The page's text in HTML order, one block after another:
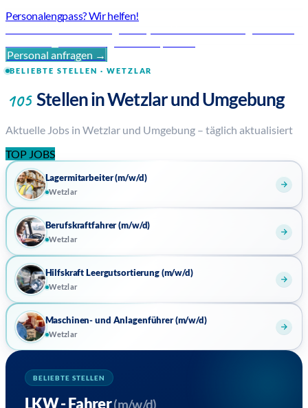
Personalengpass? Wir helfen!
Personal anfragen →
BELIEBTE STELLEN · WETZLAR
105 Stellen in Wetzlar und Umgebung
Aktuelle Jobs in Wetzlar und Umgebung – täglich aktualisiert
TOP JOBS
Lagermitarbeiter (m/w/d)
Wetzlar
Berufskraftfahrer (m/w/d)
Wetzlar
Hilfskraft Leergutsortierung (m/w/d)
Wetzlar
Maschinen- und Anlagenführer (m/w/d)
Wetzlar
BELIEBTE STELLEN
LKW - Fahrer(m/w/d)